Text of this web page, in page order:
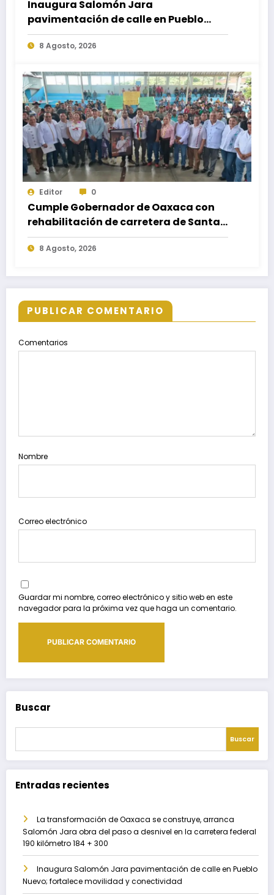
Inaugura Salomón Jara
pavimentación de calle en Pueblo
Nuevo; fortalece movilidad y
conectividad
8 Agosto, 2026
Editor 0
Cumple Gobernador de Oaxaca con
rehabilitación de carretera de Santa
María Ecatepec
8 Agosto, 2026
PUBLICAR COMENTARIO
Comentarios
Nombre
Correo electrónico
Guardar mi nombre, correo electrónico y sitio web en este
navegador para la próxima vez que haga un comentario.
Buscar
Buscar
Entradas recientes
La transformación de Oaxaca se construye, arranca
Salomón Jara obra del paso a desnivel en la carretera federal
190 kilómetro 184 + 300
Inaugura Salomón Jara pavimentación de calle en Pueblo
Nuevo; fortalece movilidad y conectividad